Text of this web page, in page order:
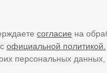
согласие на
официальной политикой.
персональных